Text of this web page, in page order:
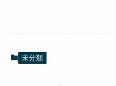
未分類